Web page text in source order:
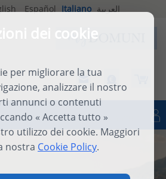
dei cookie
per migliorare la tua
analizzare il nostro
annunci o contenuti
« Accetta tutto »
utilizzo dei cookie. Maggiori
nostra Cookie Policy.
Español Italiano العربية
Connettersi